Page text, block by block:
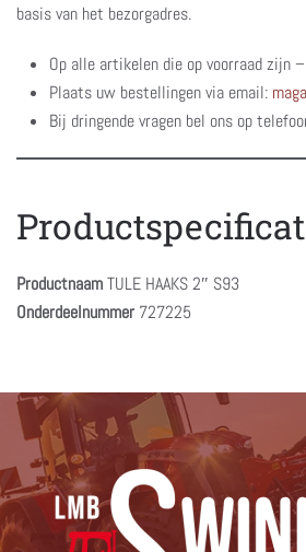
basis van het bezorgadres.
Op alle artikelen die op voorraad zijn –
Plaats uw bestellingen via email:
Bij dringende vragen bel ons op
ProductnaamTULE HAAKS 2″ S93
Onderdeelnummer 727225